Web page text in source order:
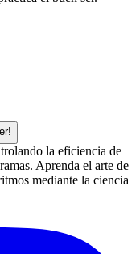
la eficiencia de
Aprenda el arte de
mediante la ciencia